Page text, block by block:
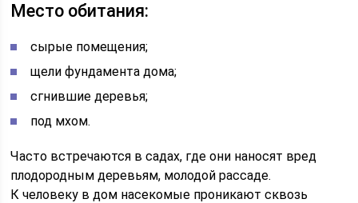
Место обитания:
сырые помещения;
щели фундамента дома;
сгнившие деревья;
под мхом.
Часто встречаются в садах, где они наносят вред
плодородным деревьям, молодой рассаде.
К человеку в дом насекомые проникают сквозь